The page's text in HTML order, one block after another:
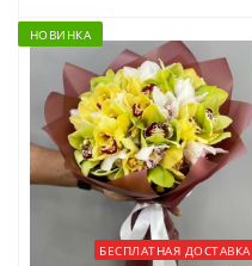
НОВИНКА
БЕСПЛАТНАЯ ДОСТАВКА